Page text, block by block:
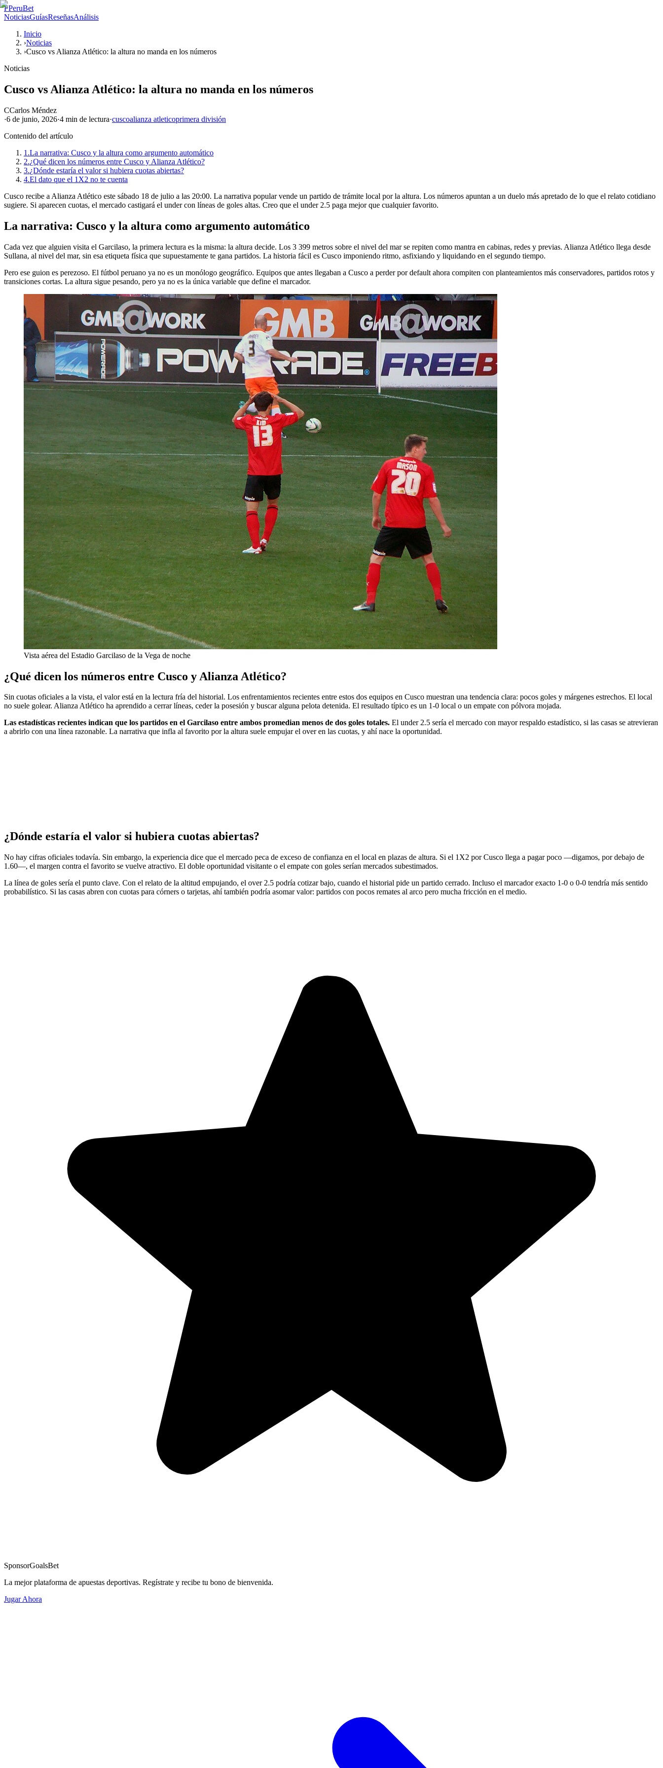
PPeruBet
NoticiasGuíasReseñasAnálisis
Inicio
›Noticias
›Cusco vs Alianza Atlético: la altura no manda en los números
Noticias
Cusco vs Alianza Atlético: la altura no manda en los números
CCarlos Méndez
·6 de junio, 2026·4 min de lectura·cuscoalianza atleticoprimera división
Contenido del artículo
1.La narrativa: Cusco y la altura como argumento automático
2.¿Qué dicen los números entre Cusco y Alianza Atlético?
3.¿Dónde estaría el valor si hubiera cuotas abiertas?
4.El dato que el 1X2 no te cuenta
Cusco recibe a Alianza Atlético este sábado 18 de julio a las 20:00. La narrativa popular vende un partido de trámite local por la altura. Los números apuntan a un duelo más apretado de lo que el relato cotidiano
sugiere. Si aparecen cuotas, el mercado castigará el under con líneas de goles altas. Creo que el under 2.5 paga mejor que cualquier favorito.
La narrativa: Cusco y la altura como argumento automático
Cada vez que alguien visita el Garcilaso, la primera lectura es la misma: la altura decide. Los 3 399 metros sobre el nivel del mar se repiten como mantra en cabinas, redes y previas. Alianza Atlético llega desde
Sullana, al nivel del mar, sin esa etiqueta física que supuestamente te gana partidos. La historia fácil es Cusco imponiendo ritmo, asfixiando y liquidando en el segundo tiempo.
Pero ese guion es perezoso. El fútbol peruano ya no es un monólogo geográfico. Equipos que antes llegaban a Cusco a perder por default ahora compiten con planteamientos más conservadores, partidos rotos y
transiciones cortas. La altura sigue pesando, pero ya no es la única variable que define el marcador.
Vista aérea del Estadio Garcilaso de la Vega de noche
¿Qué dicen los números entre Cusco y Alianza Atlético?
Sin cuotas oficiales a la vista, el valor está en la lectura fría del historial. Los enfrentamientos recientes entre estos dos equipos en Cusco muestran una tendencia clara: pocos goles y márgenes estrechos. El local
no suele golear. Alianza Atlético ha aprendido a cerrar líneas, ceder la posesión y buscar alguna pelota detenida. El resultado típico es un 1-0 local o un empate con pólvora mojada.
Las estadísticas recientes indican que los partidos en el Garcilaso entre ambos promedian menos de dos goles totales. El under 2.5 sería el mercado con mayor respaldo estadístico, si las casas se atrevieran
a abrirlo con una línea razonable. La narrativa que infla al favorito por la altura suele empujar el over en las cuotas, y ahí nace la oportunidad.
¿Dónde estaría el valor si hubiera cuotas abiertas?
No hay cifras oficiales todavía. Sin embargo, la experiencia dice que el mercado peca de exceso de confianza en el local en plazas de altura. Si el 1X2 por Cusco llega a pagar poco —digamos, por debajo de
1.60—, el margen contra el favorito se vuelve atractivo. El doble oportunidad visitante o el empate con goles serían mercados subestimados.
La línea de goles sería el punto clave. Con el relato de la altitud empujando, el over 2.5 podría cotizar bajo, cuando el historial pide un partido cerrado. Incluso el marcador exacto 1-0 o 0-0 tendría más sentido
probabilístico. Si las casas abren con cuotas para córners o tarjetas, ahí también podría asomar valor: partidos con pocos remates al arco pero mucha fricción en el medio.
SponsorGoalsBet
La mejor plataforma de apuestas deportivas. Regístrate y recibe tu bono de bienvenida.
Jugar Ahora